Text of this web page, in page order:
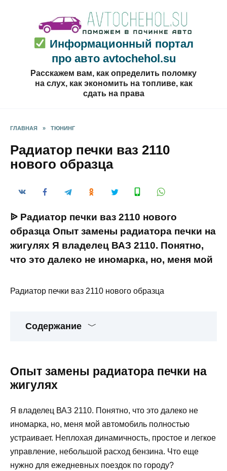
содержанию
Информационный портал
про авто avtochehol.su
Расскажем вам, как определить поломку
на слух, как экономить на топливе, как
сдать на права
ГЛАВНАЯ » ТЮНИНГ
Радиатор печки ваз 2110
нового образца
ᐉ Радиатор печки ваз 2110 нового
образца Опыт замены радиатора печки на
жигулях Я владелец ВАЗ 2110. Понятно,
что это далеко не иномарка, но, меня мой
Радиатор печки ваз 2110 нового образца
Содержание
Опыт замены радиатора печки на
жигулях
Я владелец ВАЗ 2110. Понятно, что это далеко не
иномарка, но, меня мой автомобиль полностью
устраивает. Неплохая динамичность, простое и легкое
управление, небольшой расход бензина. Что еще
нужно для ежедневных поездок по городу?